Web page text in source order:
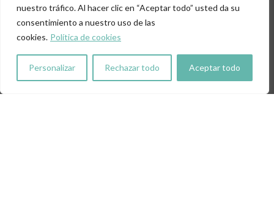
nuestro tráfico. Al hacer clic en “Aceptar todo” usted da su
consentimiento a nuestro uso de las
cookies. Política de cookies
Personalizar Rechazar todo Aceptar todo
Contact@
Guara2077
Pirene 430